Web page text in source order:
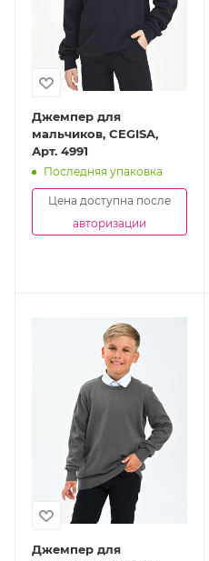
Джемпер для
мальчиков, CEGISA,
Арт. 4991
Последняя упаковка
Цена доступна после
авторизации
Джемпер для